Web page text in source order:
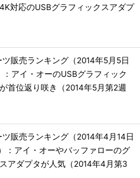
対応のUSBグラフィックスアダプ
ツ販売ランキング（2014年5月5日
：アイ・オーのUSBグラフィック
首位返り咲き（2014年5月第2週
ツ販売ランキング（2014年4月14日
：アイ・オーやバッファローのグ
アダプタが人気（2014年4月第3